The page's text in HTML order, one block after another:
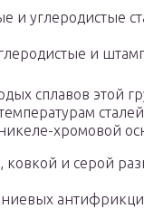
и углеродистые
и
сплавов этой
хромовой
и серой